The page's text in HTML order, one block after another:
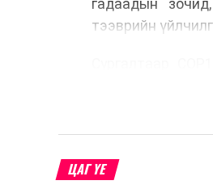
гадаадын
тээврийн
зочид,
хариуцлага,
Түүнчлэн
ЦАГ ҮЕ